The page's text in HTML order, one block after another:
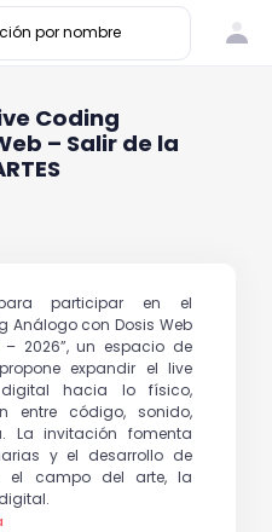
Coding
– Salir de la
participar en el
Análogo con Dosis Web
2026”, un espacio de
expandir el live
hacia lo físico,
entre código, sonido,
La invitación fomenta
y el desarrollo de
el campo del arte, la